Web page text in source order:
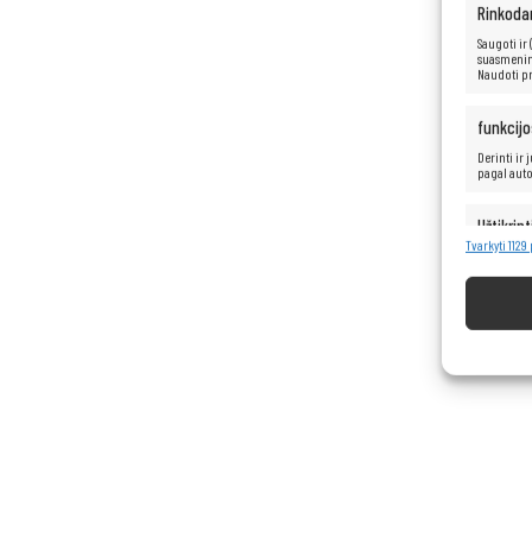
Saugoti ir
Naudoti
Derinti ir
pagal
turinio
Tvarkyti